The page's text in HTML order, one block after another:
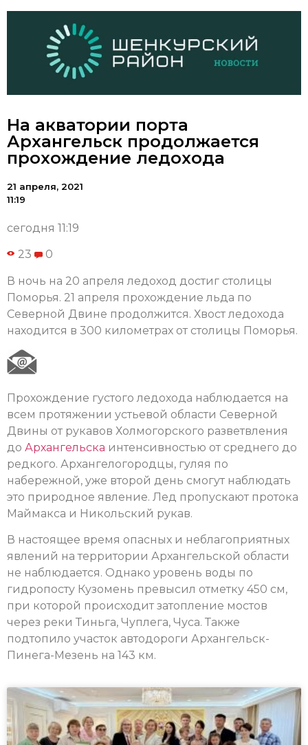
На акватории порта
Архангельск продолжается
прохождение ледохода
21 апреля, 2021
11:19
сегодня 11:19
23 0
В ночь на 20 апреля ледоход достиг столицы
Поморья. 21 апреля прохождение льда по
Северной Двине продолжится. Хвост ледохода
находится в 300 километрах от столицы Поморья.
Прохождение густого ледохода наблюдается на
всем протяжении устьевой области Северной
Двины от рукавов Холмогорского разветвления
до Архангельска интенсивностью от среднего до
редкого. Архангелогородцы, гуляя по
набережной, уже второй день смогут наблюдать
это природное явление. Лед пропускают протока
Маймакса и Никольский рукав.
В настоящее время опасных и неблагоприятных
явлений на территории Архангельской области
не наблюдается. Однако уровень воды по
гидропосту Кузомень превысил отметку 450 см,
при которой происходит затопление мостов
через реки Тиньга, Чуплега, Чуса. Также
подтопило участок автодороги Архангельск-
Пинега-Мезень на 143 км.